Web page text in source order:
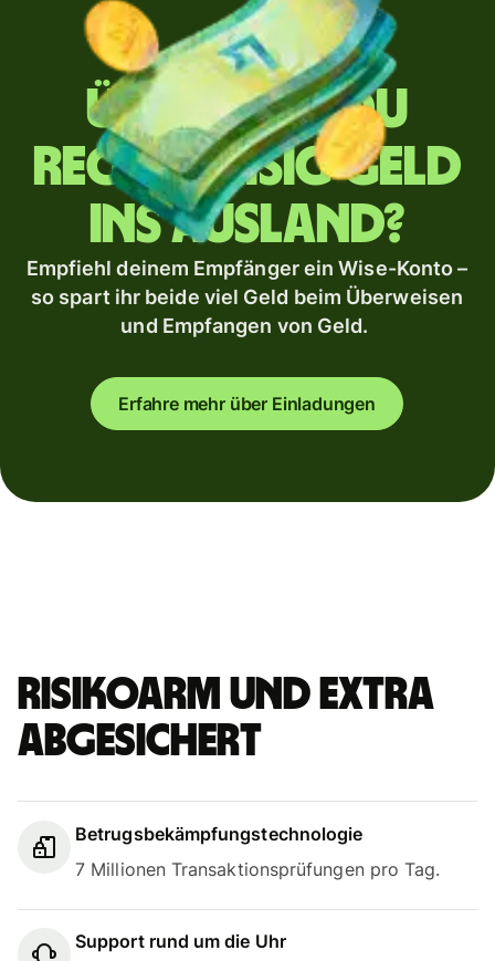
Überweist du
regelmäßig Geld
ins Ausland?
Empfiehl deinem Empfänger ein Wise-Konto –
so spart ihr beide viel Geld beim Überweisen
und Empfangen von Geld.
Erfahre mehr über Einladungen
Risikoarm und extra
abgesichert
Betrugsbekämpfungstechnologie
7 Millionen Transaktionsprüfungen pro Tag.
Support rund um die Uhr